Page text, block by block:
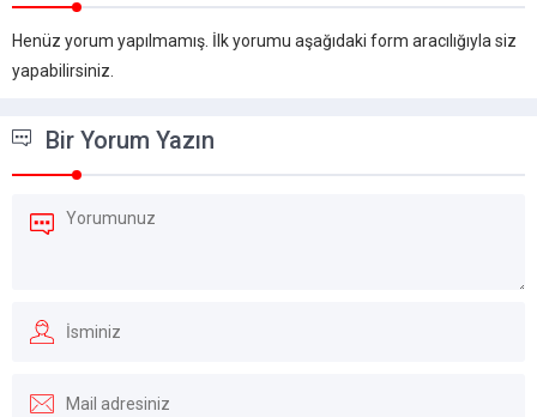
Henüz yorum yapılmamış. İlk yorumu aşağıdaki form aracılığıyla siz
yapabilirsiniz.
Bir Yorum Yazın